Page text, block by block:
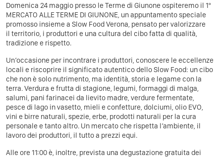
Domenica 24 maggio presso le Terme di Giunone ospiteremo il 1º
MERCATO ALLE TERME DI GIUNONE, un appuntamento speciale
promosso insieme a Slow Food Verona, pensato per valorizzare
il territorio, i produttori e una cultura del cibo fatta di qualità,
tradizione e rispetto.
Un’occasione per incontrare i produttori, conoscere le eccellenze
locali e riscoprire il significato autentico dello Slow Food: un cibo
che non è solo nutrimento, ma identità, storia e legame con la
terra. Verdura e frutta di stagione, legumi, formaggi di malga,
salumi, pani farinacei da lievito madre, verdure fermentate,
pesce di lago in vasetto, mieli e confetture, dolciumi, olio EVO,
vini e birre naturali, spezie, erbe, prodotti naturali per la cura
personale e tanto altro. Un mercato che rispetta l’ambiente, il
lavoro dei produttori, il tutto a prezzi equi.
Alle ore 11:00 è, inoltre, prevista una degustazione gratuita dei